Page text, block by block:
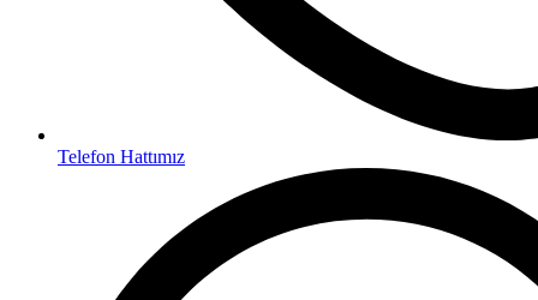
Telefon Hattımız